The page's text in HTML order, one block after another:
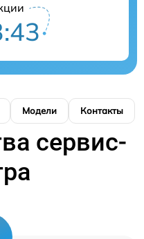
Модели Контакты
сервис-